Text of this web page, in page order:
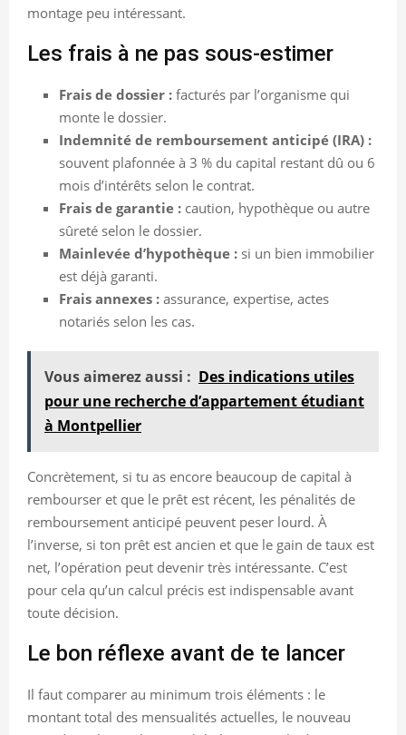
montage peu intéressant.
Les frais à ne pas sous-estimer
Frais de dossier : facturés par l’organisme qui
monte le dossier.
Indemnité de remboursement anticipé (IRA) :
souvent plafonnée à 3 % du capital restant dû ou 6
mois d’intérêts selon le contrat.
Frais de garantie : caution, hypothèque ou autre
sûreté selon le dossier.
Mainlevée d’hypothèque : si un bien immobilier
est déjà garanti.
Frais annexes : assurance, expertise, actes
notariés selon les cas.
Vous aimerez aussi : Des indications utiles
pour une recherche d’appartement étudiant
à Montpellier
Concrètement, si tu as encore beaucoup de capital à
rembourser et que le prêt est récent, les pénalités de
remboursement anticipé peuvent peser lourd. À
l’inverse, si ton prêt est ancien et que le gain de taux est
net, l’opération peut devenir très intéressante. C’est
pour cela qu’un calcul précis est indispensable avant
toute décision.
Le bon réflexe avant de te lancer
Il faut comparer au minimum trois éléments : le
montant total des mensualités actuelles, le nouveau